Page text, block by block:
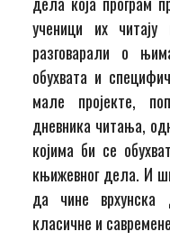
ученици их
разговарали о
обухвата и
мале пројекте,
дневника читања,
којима би се
књижевног дела. И
да чине врхунска
класичне и